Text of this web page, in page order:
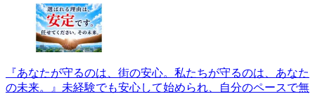
『あなたが守るのは、街の安心。私たちが守るのは、あなた
の未来。』未経験でも安心して始められ、自分のペースで無